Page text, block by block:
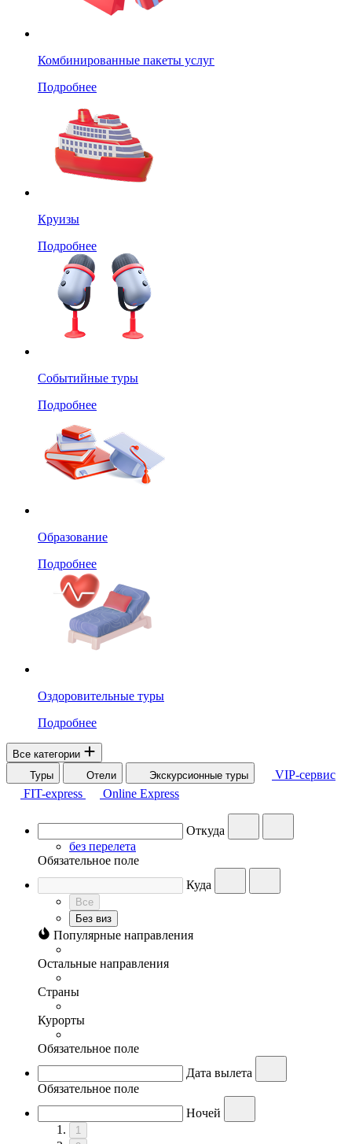
Комбинированные пакеты услуг
Подробнее
Круизы
Подробнее
Событийные туры
Подробнее
Образование
Подробнее
Оздоровительные туры
Подробнее
Все категории
Туры
Отели Экскурсионные туры
VIP-сервис
FIT-express
Online Express
Откуда
без перелета
Обязательное поле
Куда
Все
Без виз
Популярные направления
Остальные направления
Страны
Курорты
Обязательное поле
Дата вылета
Обязательное поле
Ночей
1